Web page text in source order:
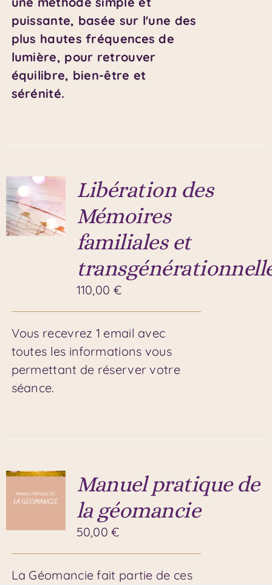
puissante, basée sur l'une des
plus hautes fréquences de
lumière, pour retrouver
équilibre, bien-être et
sérénité.
Libération des
Mémoires
familiales et
110,00 €
Vous recevrez 1 email avec
toutes les informations vous
permettant de réserver votre
séance.
Manuel pratique de
la géomancie
50,00€
La Géomancie fait partie de ces